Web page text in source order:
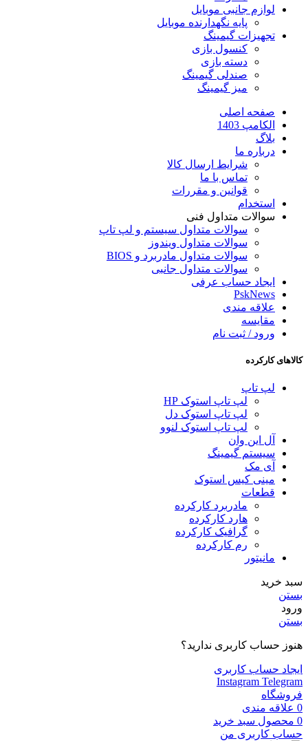
لوازم جانبی موبایل
پایه نگهدارنده موبایل
تجهیزات گیمینگ
کنسول بازی
دسته بازی
صندلی گیمینگ
میز گیمینگ
صفحه اصلی
الکامپ 1403
بلاگ
درباره ما
شرایط ارسال کالا
تماس با ما
قوانین و مقررات
استخدام
سوالات متداول فنی
سوالات متداول سیستم و لپ تاپ
سوالات متداول ویندوز
سوالات متداول مادربرد و BIOS
سوالات متداول جانبی
ایجاد حساب عرفی
PskNews
علاقه مندی
مقایسه
ورود / ثبت نام
کالاهای کارکرده
لپ تاپ
لپ تاپ استوک HP
لپ تاپ استوک دل
لپ تاپ استوک لنوو
آل این وان
سیستم گیمینگ
آی مک
مینی کیس استوک
قطعات
مادربرد کارکرده
هارد کارکرده
گرافیک کارکرده
رم کارکرده
مانیتور
سبد خرید
بستن
ورود
بستن
هنوز حساب کاربری ندارید؟
ایجاد حساب کاربری
Instagram Telegram
فروشگاه
0 علاقه مندی
0 محصول سبد خرید
حساب کاربری من